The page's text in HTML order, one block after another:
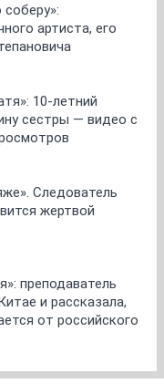
артиста, его
10-летний
сестры — видео с
Следователь
жертвой
преподаватель
и рассказала,
от российского